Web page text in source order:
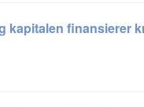
kapitalen finansierer